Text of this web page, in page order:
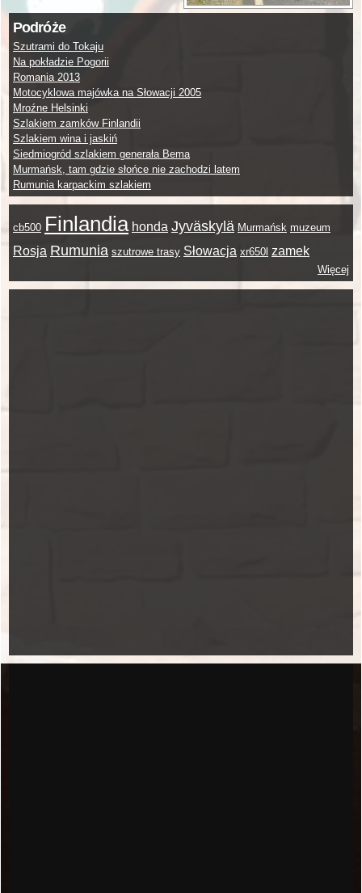
Podróże
Szutrami do Tokaju
Na pokładzie Pogorii
Romania 2013
Motocyklowa majówka na Słowacji 2005
Mroźne Helsinki
Szlakiem zamków Finlandii
Szlakiem wina i jaskiń
Siedmiogród szlakiem generała Bema
Murmańsk, tam gdzie słońce nie zachodzi latem
Rumunia karpackim szlakiem
cb500 Finlandia honda Jyväskylä Murmańsk muzeum
Rosja Rumunia szutrowe trasy Słowacja xr650l zamek
Więcej